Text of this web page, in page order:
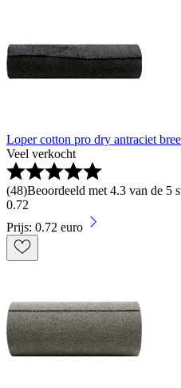
Loper cotton pro dry antraciet
Veel verkocht
(48)Beoordeeld met 4.3 van de 5
0.72
Prijs: 0.72 euro